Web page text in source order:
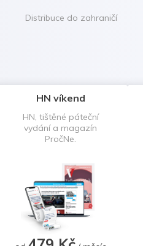
Distribuce do zahraničí
HN víkend
HN, tištěné páteční
vydání a magazín
PročNe.